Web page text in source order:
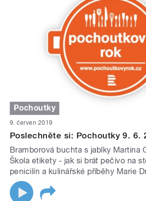
Pochoutky
9. červen 2019
Poslechněte si: Pochoutky 9. 6.
Bramborová buchta s jablky Martina
Škola etikety - jak si brát pečivo na
penicilín a kulinářské příběhy Marie